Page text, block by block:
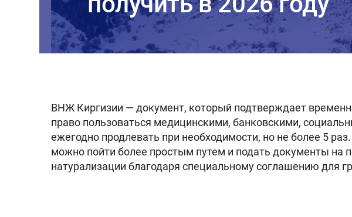
ВНЖ Киргизии — документ, который подтверждает
право пользоваться медицинскими, банковскими,
ежегодно продлевать при необходимости, но не более 5
можно пойти более простым путем и подать документы на
натурализации благодаря специальному соглашению для